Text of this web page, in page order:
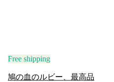
Free shipping
鳩の血のルビー、最高品